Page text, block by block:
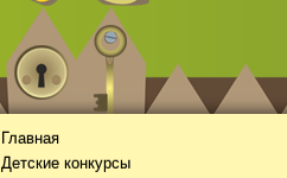
Главная
Детские конкурсы